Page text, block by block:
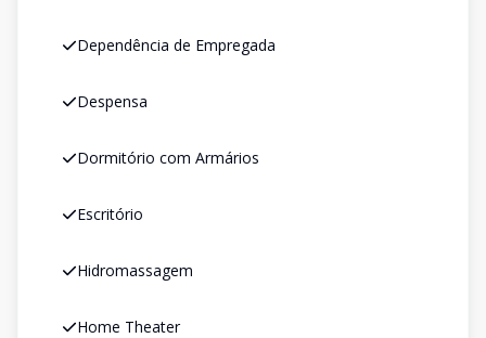
Dependência de Empregada
Despensa
Dormitório com Armários
Escritório
Hidromassagem
Home Theater